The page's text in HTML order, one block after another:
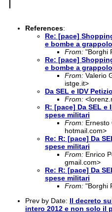
References:
Re: [pace]
e bombe a grappolo
From:"Borghi
Re: [pace]
e bombe a grappolo
From:Valerio
istge.it>
Da SEL e IDV
From:
R: [pace] Da SEL e
spese militari
From:Ernesto
hotmail.com>
Re: R: [pace] Da
spese militari
From:Enrico
gmail.com>
Re: R: [pace] Da
spese militari
From:"Borghi
Prev by Date: Il decreto
intero 2012 e non solo il